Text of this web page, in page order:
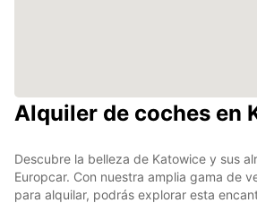
Alquiler de coches en
Descubre la belleza de Katowice y sus
Europcar. Con nuestra amplia gama de
para alquilar, podrás explorar esta